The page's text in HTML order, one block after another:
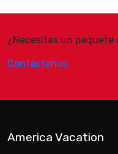
¿Necesitas un paquete
Contáctanos
America Vacation